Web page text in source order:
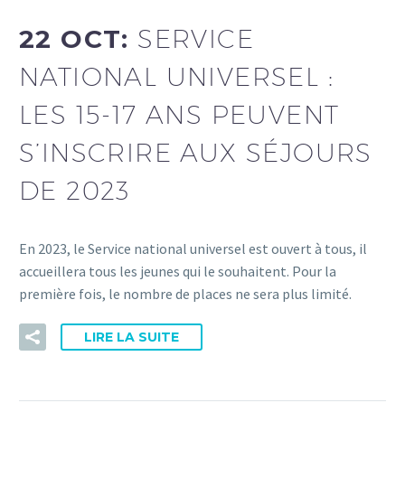
22 OCT: SERVICE
NATIONAL UNIVERSEL :
LES 15-17 ANS PEUVENT
S’INSCRIRE AUX SÉJOURS
DE 2023
En 2023, le Service national universel est ouvert à tous, il
accueillera tous les jeunes qui le souhaitent. Pour la
première fois, le nombre de places ne sera plus limité.
LIRE LA SUITE